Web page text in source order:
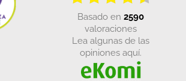
basado en 2590
valoraciones
Lea algunas de las
opiniones aquí.